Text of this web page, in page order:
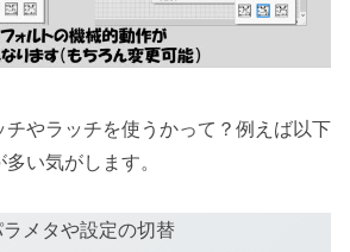
チやラッチを使うかって？例えば以下
い気がします。
ラメタや設定の切替